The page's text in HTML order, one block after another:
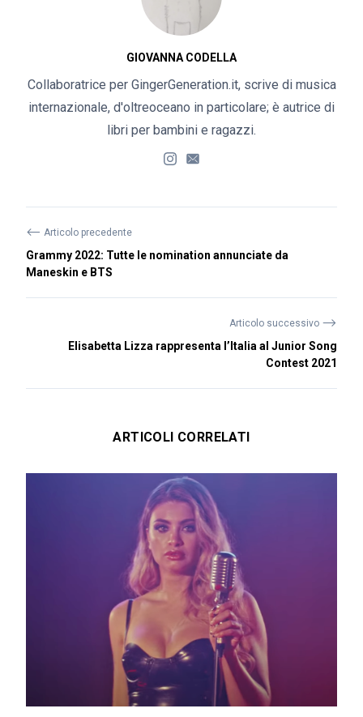
GIOVANNA CODELLA
Collaboratrice per GingerGeneration.it, scrive di musica
internazionale, d'oltreoceano in particolare; è autrice di
libri per bambini e ragazzi.
⟵ Articolo precedente
Grammy 2022: Tutte le nomination annunciate da
Maneskin e BTS
Articolo successivo ⟶
Elisabetta Lizza rappresenta l’Italia al Junior Song
Contest 2021
ARTICOLI CORRELATI